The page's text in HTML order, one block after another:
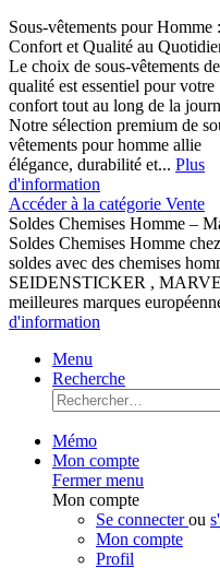
Sous-vêtements pour Homme :
Confort et Qualité au
Le choix de sous-vêtements de
qualité est essentiel pour votre
confort tout au long de la
Notre sélection premium de
vêtements pour homme allie
élégance, durabilité et... Plus
d'information
Accéder à la catégorie Vente
Soldes Chemises Homme –
Soldes Chemises Homme
soldes avec des chemises
SEIDENSTICKER ,
meilleures marques
d'information
Menu
Recherche
Mémo
Mon compte
Fermer menu
Mon compte
Se connecterou
Mon compte
Profil